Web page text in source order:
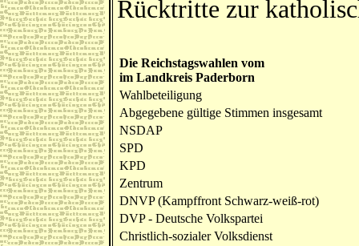
Rücktritte zur
Die Reichstagswahlen vom
im Landkreis Paderborn
Wahlbeteiligung
Abgegebene gültige Stimmen insgesamt
NSDAP
SPD
KPD
Zentrum
DNVP (Kampffront Schwarz-weiß-rot)
DVP - Deutsche Volkspartei
Christlich-sozialer Volksdienst